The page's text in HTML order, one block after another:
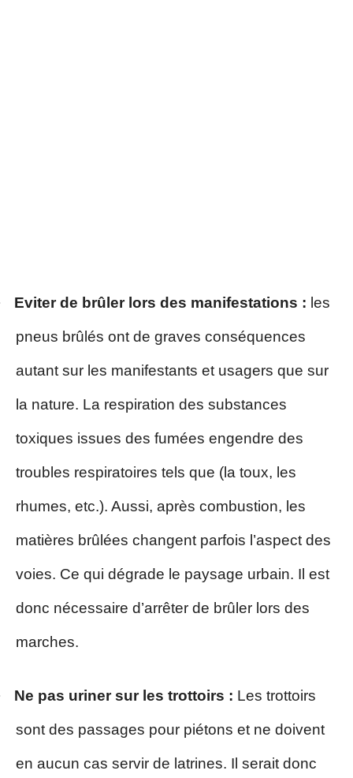
Eviter de brûlerlors des manifestations : les
pneus brûlés ont de graves conséquences
autant sur les manifestants et usagers que sur
la nature. La respiration des substances
toxiques issues des fumées engendre des
troubles respiratoires tels que (la toux, les
rhumes, etc.). Aussi, après combustion, les
matières brûlées changent parfois l’aspect des
voies. Ce qui dégrade le paysage urbain. Il est
donc nécessaire d’arrêter de brûler lors des
marches.
Ne pas uriner sur les trottoirs : Les trottoirs
sont des passages pour piétons et ne doivent
en aucun cas servir de latrines. Il serait donc